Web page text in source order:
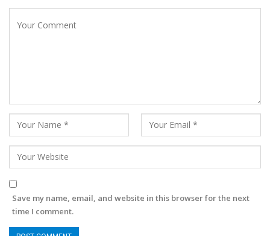
Save my name, email, and website in this browser for the next
time I comment.